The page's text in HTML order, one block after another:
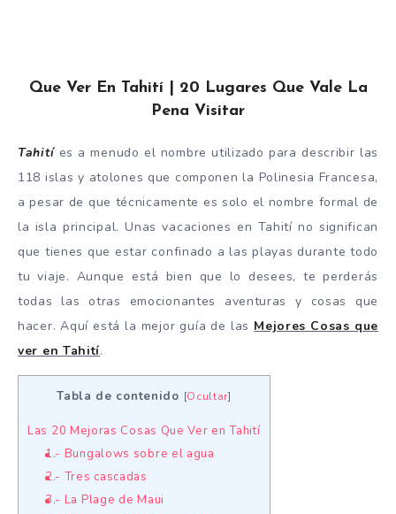
Que Ver En Tahití | 20 Lugares Que Vale La
Pena Visitar
Tahitíes a menudo el nombre utilizado para describir las
118 islas y atolones que componen la Polinesia Francesa,
a pesar de que técnicamente es solo el nombre formal de
la isla principal. Unas vacaciones en Tahití no significan
que tienes que estar confinado a las playas durante todo
tu viaje. Aunque está bien que lo desees, te perderás
todas las otras emocionantes aventuras y cosas que
hacer. Aquí está la mejor guía de las Mejores Cosas que
ver en Tahití.
Tabla de contenido [Ocultar]
Las 20 Mejoras Cosas Que Ver en Tahití
1.- Bungalows sobre el agua
2.- Tres cascadas
3.- La Plage de Maui